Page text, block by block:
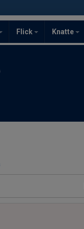
Flick Knatte